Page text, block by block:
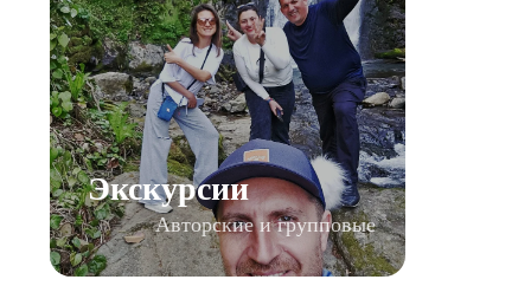
Экскурсии
Авторские и групповые